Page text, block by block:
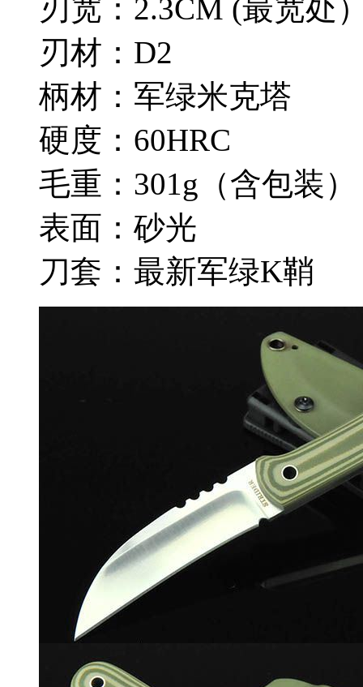
刃宽：2.3CM (最宽处
刃材：D2
柄材：军绿米克塔
硬度：60HRC
毛重：301g（含包装
表面：砂光
刀套：最新军绿K鞘